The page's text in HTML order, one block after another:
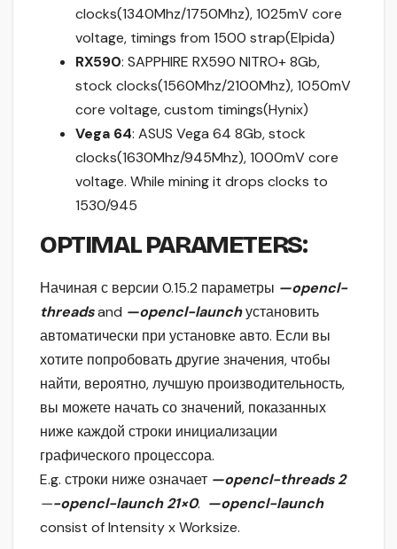
clocks(1340Mhz/1750Mhz), 1025mV core
voltage, timings from 1500 strap(Elpida)
RX590: SAPPHIRE RX590 NITRO+ 8Gb,
stock clocks(1560Mhz/2100Mhz), 1050mV
core voltage, custom timings(Hynix)
Vega 64: ASUS Vega 64 8Gb, stock
clocks(1630Mhz/945Mhz), 1000mV core
voltage. While mining it drops clocks to
1530/945
OPTIMAL PARAMETERS:
Начиная с версии 0.15.2 параметры —opencl-
threadsand —opencl-launchустановить
автоматически при установке авто. Если вы
хотите попробовать другие значения, чтобы
найти, вероятно, лучшую производительность,
вы можете начать со значений, показанных
ниже каждой строки инициализации
графического процессора.
E.g. строки ниже означает —opencl-threads 2
—-opencl-launch 21×0. —opencl-launch
consist of Intensity x Worksize.